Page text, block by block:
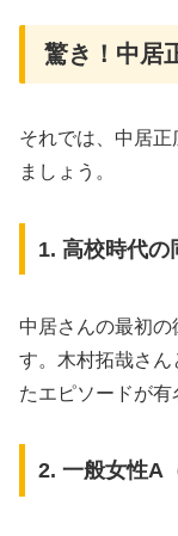
驚き！中居
それでは、中居
ましょう。
1. 高校時代の
中居さんの最初
す。木村拓哉さん
たエピソードが有
2. 一般女性A